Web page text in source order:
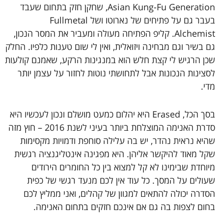
Asian Kung-Fu Generation, שחקן חזק בתחום שעבד
בעבר גם על פתיחים של נארוטו ושל Fullmetal
Alchemist. קליפ הפתיחה מעולה ומעביר את המסר הנכון,
גם בשיר וגם מבחינה ויזואלית, ואין לי שום טענות כלפיו. החלק
שכן הרגיש לי קצת חלש הוא במנגינות הרקע, שאמנם קולעות
לסצינות הנכונות אבל לתחושתי נוטות לחזור על עצמן יותר
מדי.
בסך הכל, Erased היא יהלום כמעט מושלם ונכון לעכשיו היא
סדרת האנימה המוצלחת ביותר בעיני לשנת 2016 – חוץ מזה
שהיא נראית נהדר, יש בה עלילה סוחפת ודמויות מקסימות
שקל מאוד להיקשר אליהן. היא מפגינה אינטליגנציה רגשית
מיוחדת שבימינו לא קל למצוא בין כל החומרים הירודים
שעולים על המסך. כל עוד אין לכם מנעד רגשי של כפית
הסדרה יכולה להתאים למגוון של קהלים, ואני ממליץ לכם
בחום לצפות בה גם אם אינכם חזקים בתחום האנימה.